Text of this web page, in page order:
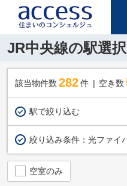
JR中央線の駅選
該当物件数 282件 空き数
駅で絞り込む
絞り込み条件： 光ファイ
空室のみ